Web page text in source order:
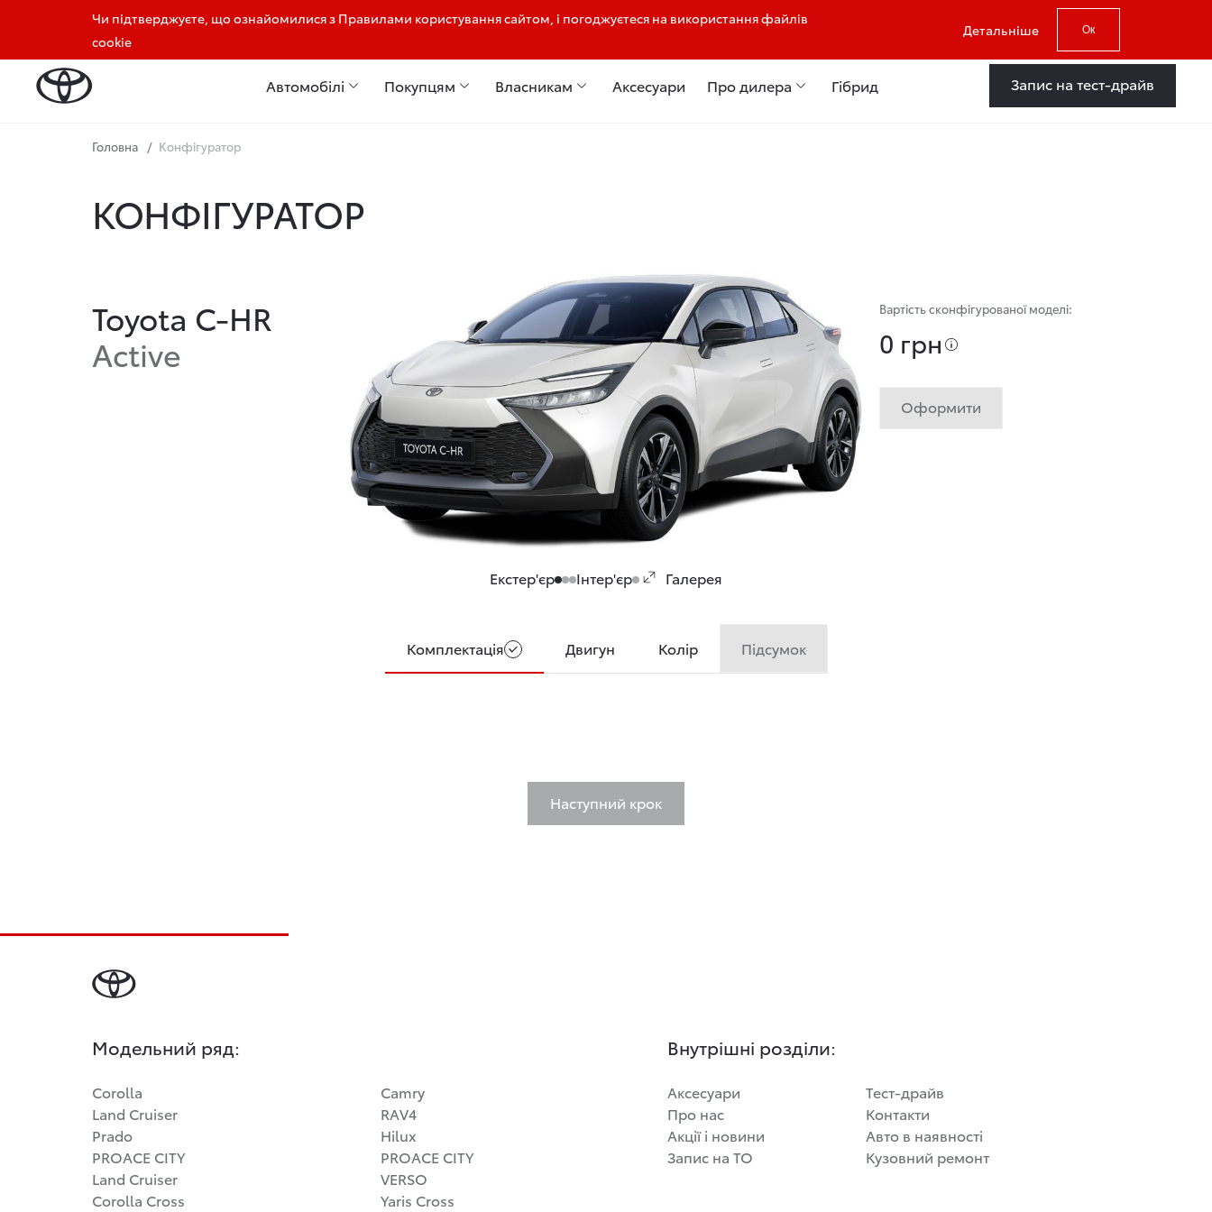
Чи підтверджуєте, що ознайомилися з Правилами користування сайтом, і погоджуєтеся на використання файлів
cookie
Детальніше Ок
Відділ продажу: 050 356 41 06 Відділ сервісу: 050 406 91 96
Автомобілі Покупцям Власникам Аксесуари Про дилера Гібрид Запис на тест-драйв
Головна Конфігуратор
КОНФІГУРАТОР
Toyota C-HR
Active
Екстер'єр Інтер'єр Галерея
Вартість сконфігурованої моделі:
0 грн
Оформити
Комплектація Двигун Колір Підсумок
Наступний крок
Модельний ряд:
Corolla
Land Cruiser
Prado
PROACE CITY
Land Cruiser
Corolla Cross
Camry
RAV4
Hilux
PROACE CITY
VERSO
Yaris Cross
Внутрішні розділи:
Аксесуари
Про нас
Акції і новини
Запис на ТО
Тест-драйв
Контакти
Авто в наявності
Кузовний ремонт